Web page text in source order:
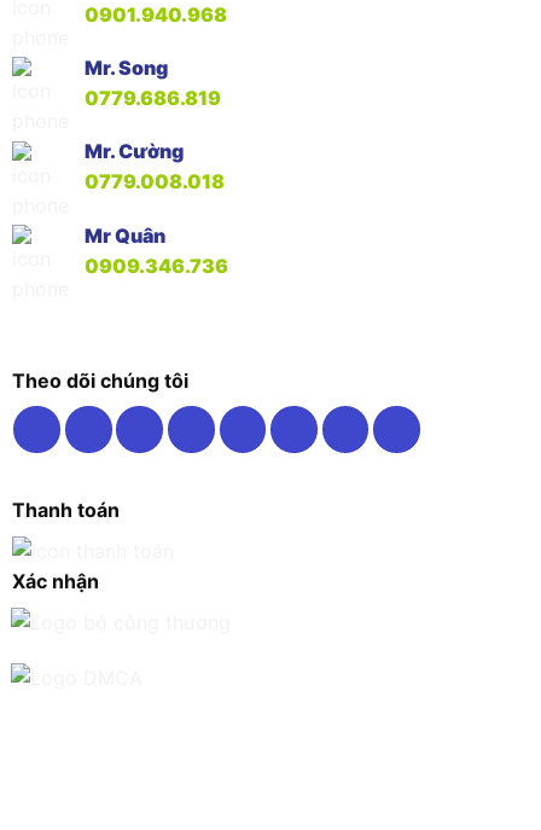
0901.940.968
Mr. Song
0779.686.819
Mr. Cường
0779.008.018
Mr Quân
0909.346.736
Theo dõi chúng tôi
Thanh toán
Xác nhận